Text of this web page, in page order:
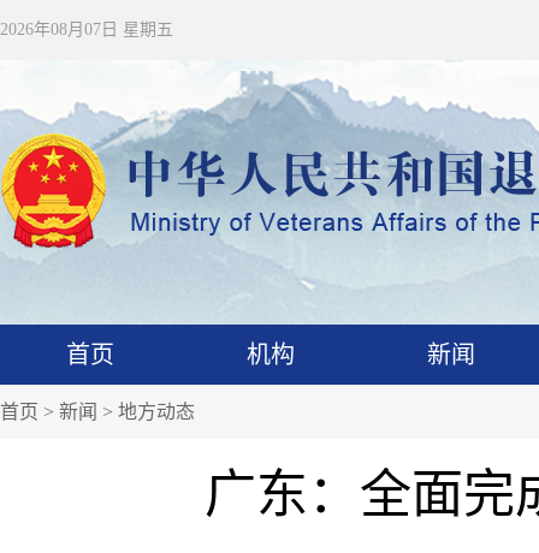
2026年08月07日 星期五
首页 机构 新闻
首页 > 新闻 > 地方动态
广东：全面完